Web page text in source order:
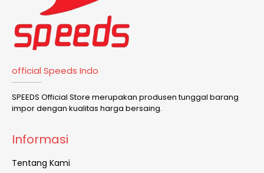
official Speeds Indo
SPEEDS Official Store merupakan produsen tunggal barang
impor dengan kualitas harga bersaing.
Informasi
Tentang Kami